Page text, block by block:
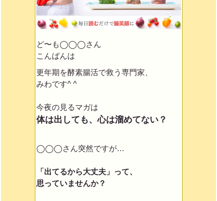
ど〜も◯◯◯さん
こんばんは
更年期を酵素腸活で救う専門家、
みわです^ ^
今夜の見るマガは
体は出しても、心は溜めてない？
◯◯◯さん突然ですが…
「出てるから大丈夫」って、
思っていませんか？